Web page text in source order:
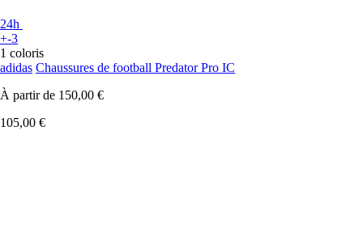
24h
+-3
1 coloris
adidas Chaussures de football Predator Pro IC
À partir de 150,00 €
105,00 €